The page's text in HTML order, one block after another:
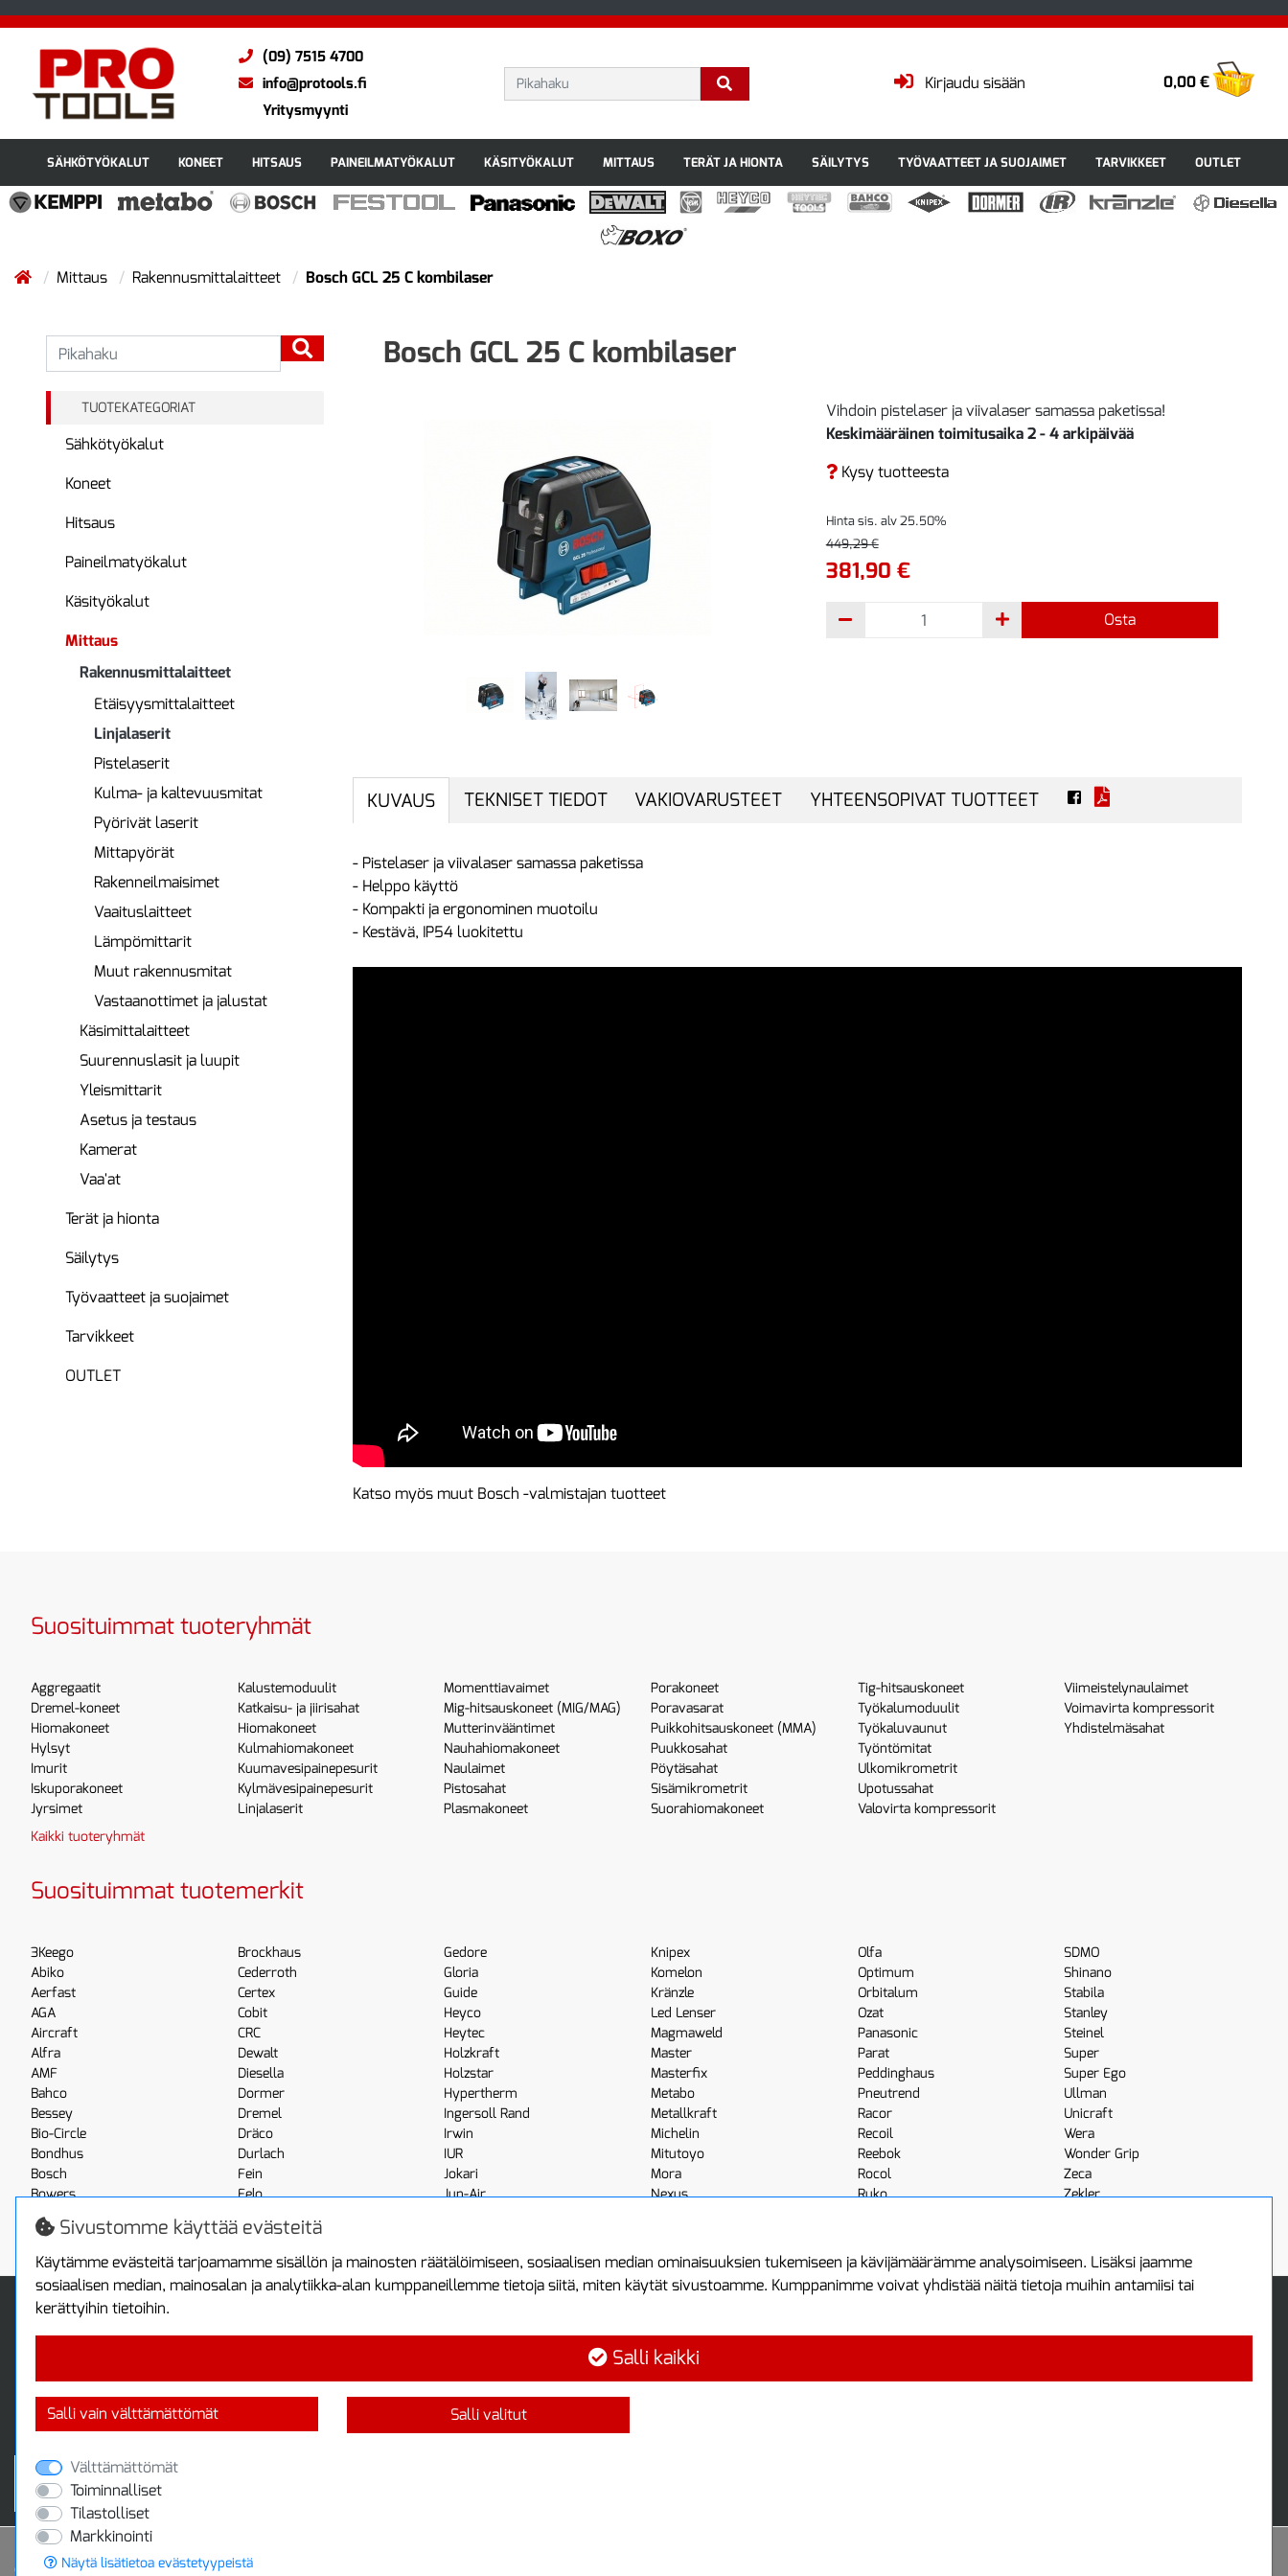
(09) 7515 4700
info@protools.fi
Yritysmyynti
0,00 €
Kirjaudu sisään
SÄHKÖTYÖKALUT KONEET HITSAUS PAINEILMATYÖKALUT KÄSITYÖKALUT MITTAUS TERÄT JA HIONTA SÄILYTYS TYÖVAATTEET JA SUOJAIMET TARVIKKEET OUTLET
Mittaus Rakennusmittalaitteet Bosch GCL 25 C kombilaser
TUOTEKATEGORIAT
Sähkötyökalut
Koneet
Hitsaus
Paineilmatyökalut
Käsityökalut
Mittaus
Rakennusmittalaitteet
Etäisyysmittalaitteet
Linjalaserit
Pistelaserit
Kulma- ja kaltevuusmitat
Pyörivät laserit
Mittapyörät
Rakenneilmaisimet
Vaaituslaitteet
Lämpömittarit
Muut rakennusmitat
Vastaanottimet ja jalustat
Käsimittalaitteet
Suurennuslasit ja luupit
Yleismittarit
Asetus ja testaus
Kamerat
Vaa'at
Terät ja hionta
Säilytys
Työvaatteet ja suojaimet
Tarvikkeet
OUTLET
Bosch GCL 25 C kombilaser
Vihdoin pistelaser ja viivalaser samassa paketissa!
Keskimääräinen toimitusaika 2 - 4 arkipäivää
Kysy tuotteesta
Hinta sis. alv 25.50%
449,29 €
381,90 €
Osta
KUVAUS TEKNISET TIEDOT VAKIOVARUSTEET YHTEENSOPIVAT TUOTTEET
- Pistelaser ja viivalaser samassa paketissa
- Helppo käyttö
- Kompakti ja ergonominen muotoilu
- Kestävä, IP54 luokitettu
Katso myös muut Bosch -valmistajan tuotteet
Suosituimmat tuoteryhmät
Aggregaatit
Dremel-koneet
Hiomakoneet
Hylsyt
Imurit
Iskuporakoneet
Jyrsimet
Kalustemoduulit
Katkaisu- ja jiirisahat
Hiomakoneet
Kulmahiomakoneet
Kuumavesipainepesurit
Kylmävesipainepesurit
Linjalaserit
Momenttiavaimet
Mig-hitsauskoneet (MIG/MAG)
Mutterinvääntimet
Nauhahiomakoneet
Naulaimet
Pistosahat
Plasmakoneet
Porakoneet
Poravasarat
Puikkohitsauskoneet (MMA)
Puukkosahat
Pöytäsahat
Sisämikrometrit
Suorahiomakoneet
Tig-hitsauskoneet
Työkalumoduulit
Työkaluvaunut
Työntömitat
Ulkomikrometrit
Upotussahat
Valovirta kompressorit
Viimeistelynaulaimet
Voimavirta kompressorit
Yhdistelmäsahat
Kaikki tuoteryhmät
Suosituimmat tuotemerkit
3Keego
Abiko
Aerfast
AGA
Aircraft
Alfra
AMF
Bahco
Bessey
Bio-Circle
Bondhus
Bosch
Bowers
Boxo
Brennenstuhl
Brockhaus
Cederroth
Certex
Cobit
CRC
Dewalt
Diesella
Dormer
Dremel
Dräco
Durlach
Fein
Felo
Fluke
Gedore
Gloria
Guide
Heyco
Heytec
Holzkraft
Holzstar
Hypertherm
Ingersoll Rand
Irwin
IUR
Jokari
Jun-Air
Knipex
Komelon
Kränzle
Led Lenser
Magmaweld
Master
Masterfix
Metabo
Metallkraft
Michelin
Mitutoyo
Mora
Nexus
Olfa
Optimum
Orbitalum
Ozat
Panasonic
Parat
Peddinghaus
Pneutrend
Racor
Recoil
Reebok
Rocol
Ruko
SDMO
Shinano
Stabila
Stanley
Steinel
Super
Super Ego
Ullman
Unicraft
Wera
Wonder Grip
Zeca
Zekler
Info
Yhteystiedot
Takuutietoa
Toimitus ja maksaminen
Toimitustavat
Turvallista ostamista
Tax free / verovapaa myynti
Asiakastilini
Asiakastili
Luo tili
Protools Oy
Tuottajankatu 13
Uutiskirje
Tilaa maksuton uutiskirjeemme
© 2020 Protools Oy
Sivustomme käyttää evästeitä
Käytämme evästeitä tarjoamamme sisällön ja mainosten räätälöimiseen, sosiaalisen median ominaisuuksien tukemiseen ja kävijämäärämme analysoimiseen. Lisäksi jaamme
sosiaalisen median, mainosalan ja analytiikka-alan kumppaneillemme tietoja siitä, miten käytät sivustoamme. Kumppanimme voivat yhdistää näitä tietoja muihin antamiisi tai
kerättyihin tietoihin.
Salli kaikki
Salli vain välttämättömät Salli valitut
Välttämättömät
Toiminnalliset
Tilastolliset
Markkinointi
Näytä lisätietoa evästetyypeistä